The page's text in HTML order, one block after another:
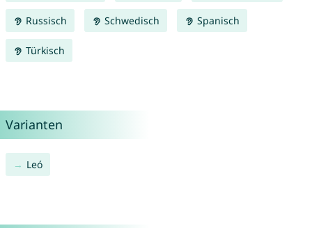
Russisch Schwedisch Spanisch
Türkisch
Varianten
Leó